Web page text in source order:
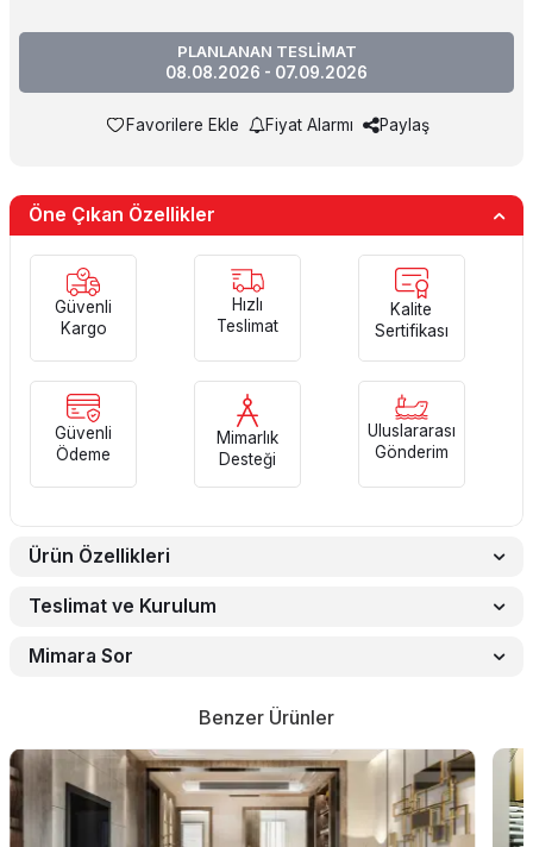
PLANLANAN TESLİMAT
08.08.2026 - 07.09.2026
Favorilere Ekle Fiyat Alarmı Paylaş
Öne Çıkan Özellikler
Güvenli
Kargo
Hızlı
Teslimat
Kalite
Sertifikası
Güvenli
Ödeme
Mimarlık
Desteği
Uluslararası
Gönderim
Ürün Özellikleri
Teslimat ve Kurulum
Mimara Sor
Benzer Ürünler